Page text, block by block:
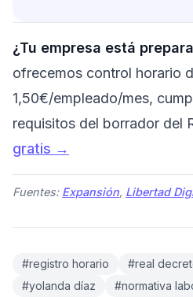
¿Tu empresa está
ofrecemos control horario
1,50€/empleado/mes,
requisitos del borrador del
gratis →
Fuentes: Expansión, Libertad
#registro horario #real
#yolanda díaz
#normativa